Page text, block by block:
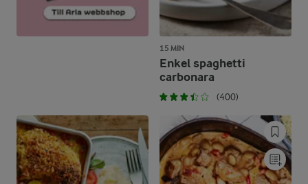
15 MIN
Enkel spaghetti
carbonara
(400)